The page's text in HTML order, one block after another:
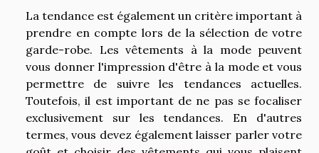
La tendance est également un critère important à
prendre en compte lors de la sélection de votre
garde-robe. Les vêtements à la mode peuvent
vous donner l'impression d'être à la mode et vous
permettre de suivre les tendances actuelles.
Toutefois, il est important de ne pas se focaliser
exclusivement sur les tendances. En d'autres
termes, vous devez également laisser parler votre